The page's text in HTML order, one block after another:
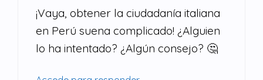
¡Vaya, obtener la ciudadanía italiana
en Perú suena complicado! ¿Alguien
lo ha intentado? ¿Algún consejo? 🤔